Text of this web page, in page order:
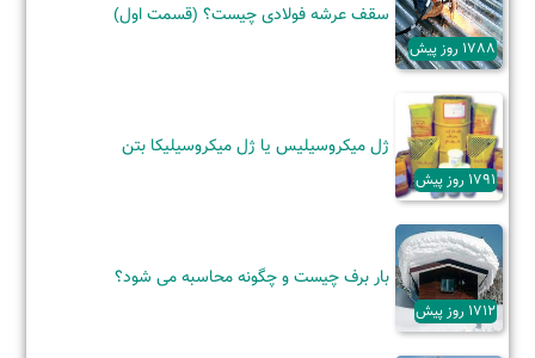
1788 روز پیش
سقف عرشه فولادی چیست؟ (قسمت اول)
1791 روز پیش
ژل میکروسیلیس یا ژل میکروسیلیکا بتن
1712 روز پیش
بار برف چیست و چگونه محاسبه می شود؟